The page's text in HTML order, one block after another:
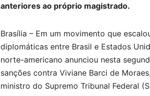
anteriores ao próprio magistrado.
Brasília – Em um movimento que
diplomáticas entre Brasil e Estados
norte-americano anunciou nesta
sanções contra Viviane Barci de
ministro do Supremo Tribunal Federal